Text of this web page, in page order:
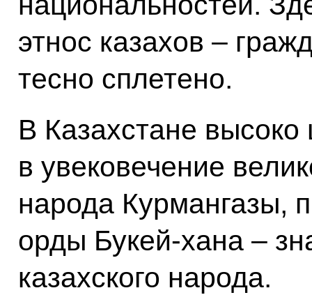
этнос казахов –
тесно сплетено.
В Казахстане высоко
в увековечение
народа Курмангазы,
орды Букей-хана –
казахского народа.